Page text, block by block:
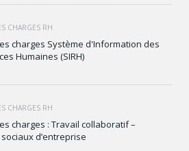
CHARGES RH
charges Système d'Information des
Humaines (SIRH)
CHARGES RH
charges : Travail collaboratif –
d’entreprise